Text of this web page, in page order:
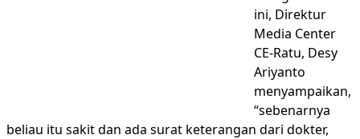
ini, Direktur
Media Center
CE-Ratu, Desy
Ariyanto
menyampaikan,
“sebenarnya
beliau itu sakit dan ada surat keterangan dari dokter,